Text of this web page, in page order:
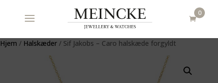
0
Hjem / Halskæder / Sif Jakobs – Caro halskæde forgyldt